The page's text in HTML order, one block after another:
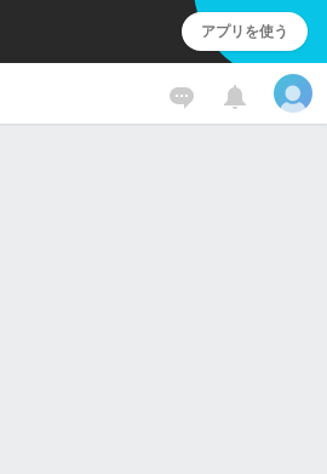
アプリを使う